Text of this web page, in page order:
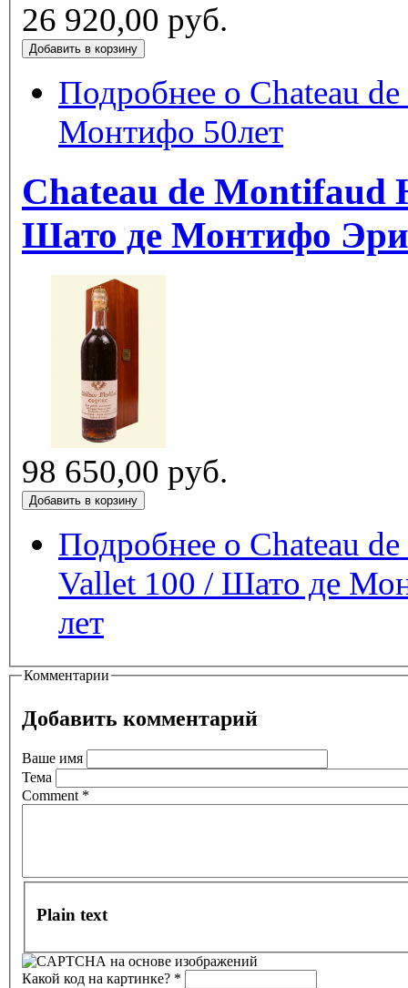
26 920,00 руб.
Подробнее о Chateau
Монтифо 50лет
Chateau de Montifaud
Шато де Монтифо
98 650,00 руб.
Подробнее о Chateau
Vallet 100 / Шато де
лет
Комментарии
Добавить комментарий
Ваше имя
Тема
Comment *
Plain text
Какой код на картинке? *